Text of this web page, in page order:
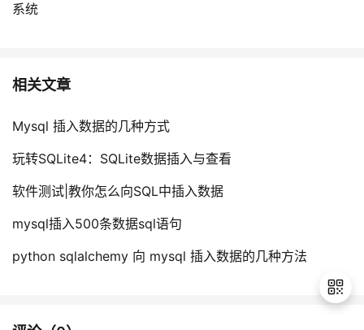
系统
相关文章
Mysql 插入数据的几种方式
玩转SQLite4：SQLite数据插入与查看
软件测试|教你怎么向SQL中插入数据
mysql插入500条数据sql语句
python sqlalchemy 向 mysql 插入数据的几种方法